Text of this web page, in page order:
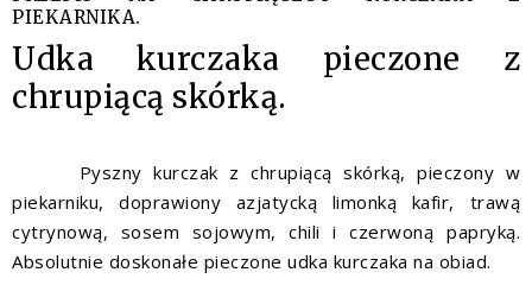
PIEKARNIKA.
Udka kurczaka pieczone z
chrupiącą skórką.
Pyszny kurczak z chrupiącą skórką, pieczony w
piekarniku, doprawiony azjatycką limonką kafir, trawą
cytrynową, sosem sojowym, chili i czerwoną papryką.
Absolutnie doskonałe pieczone udka kurczaka na obiad.